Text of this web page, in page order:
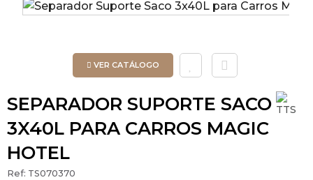
VER CATÁLOGO
SEPARADOR SUPORTE SACO
3X40L PARA CARROS MAGIC
HOTEL
Ref: TS070370